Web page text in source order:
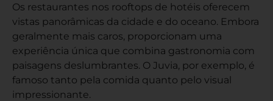
Os restaurantes nos rooftops de hotéis oferecem
vistas panorâmicas da cidade e do oceano. Embora
geralmente mais caros, proporcionam uma
experiência única que combina gastronomia com
paisagens deslumbrantes. O Juvia, por exemplo, é
famoso tanto pela comida quanto pelo visual
impressionante.